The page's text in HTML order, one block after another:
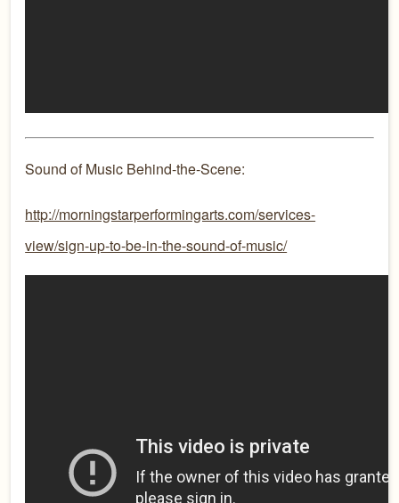
Sound of Music Behind-the-Scene:
http://morningstarperformingarts.com/services-
view/sign-up-to-be-in-the-sound-of-music/